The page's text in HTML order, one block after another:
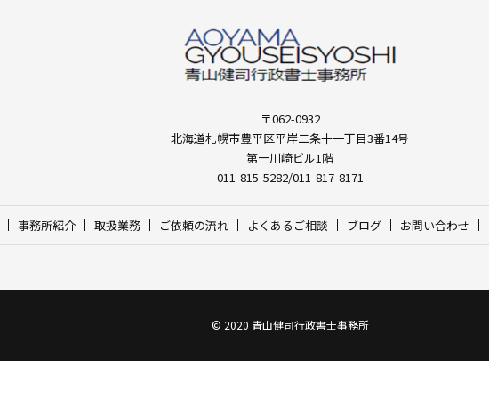
〒062-0932
北海道札幌市豊平区平岸二条十一丁目3番14号
第一川崎ビル1階
011-815-5282/011-817-8171
事務所紹介 取扱業務 ご依頼の流れ よくあるご相談 ブログ お問い合わせ
© 2020 青山健司行政書士事務所